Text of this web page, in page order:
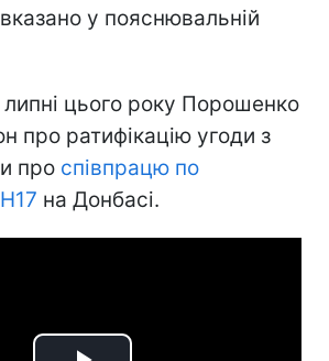
у пояснювальній
цього року Порошенко
про ратифікацію угоди з
про співпрацю по
на Донбасі.